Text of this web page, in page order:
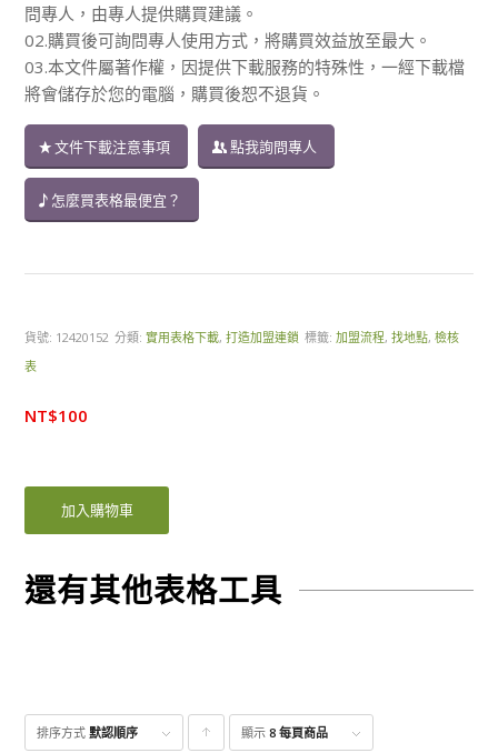
問專人，由專人提供購買建議。
02.購買後可詢問專人使用方式，將購買效益放至最大。
03.本文件屬著作權，因提供下載服務的特殊性，一經下載檔
將會儲存於您的電腦，購買後恕不退貨。
文件下載注意事項 點我詢問專人
怎麼買表格最便宜？
貨號: 12420152 分類:實用表格下載,打造加盟連鎖 標籤:加盟流程,找地點,檢核
表
NT$100
加入購物車
還有其他表格工具
排序方式默認順序 點
顯示8 每頁商品